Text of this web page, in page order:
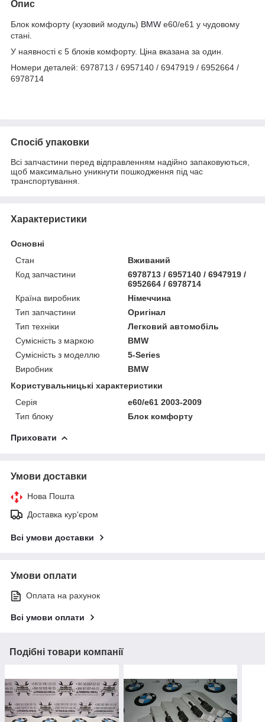
Опис
Блок комфорту (кузовий модуль) BMW e60/e61 у чудовому
стані.
У наявності є 5 блоків комфорту. Ціна вказана за один.
Номери деталей: 6978713 / 6957140 / 6947919 / 6952664 /
6978714
Спосіб упаковки
Всі запчастини перед відправленням надійно запаковуються,
щоб максимально уникнути пошкодження під час
транспортування.
Характеристики
Основні
Стан
Вживаний
Код запчастини
6978713 / 6957140 / 6947919 /
6952664 / 6978714
Країна виробник
Німеччина
Тип запчастини
Оригінал
Тип техніки
Легковий автомобіль
Сумісність з маркою
BMW
Сумісність з моделлю
5-Series
Виробник
BMW
Користувальницькі характеристики
Серія
e60/e61 2003-2009
Тип блоку
Блок комфорту
Приховати
Умови доставки
Нова Пошта
Доставка кур'єром
Всі умови доставки
Умови оплати
Оплата на рахунок
Всі умови оплати
Подібні товари компанії